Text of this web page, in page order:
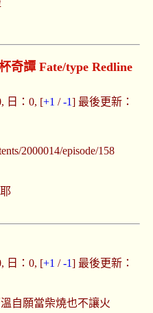
奇譚 Fate/type Redline
日：0, [+1 /-1] 最後更新：
2000014/episode/158
日：0, [+1 /-1] 最後更新：
自願當柴燒也不讓火